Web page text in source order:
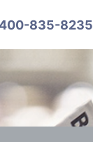
400-835-8235